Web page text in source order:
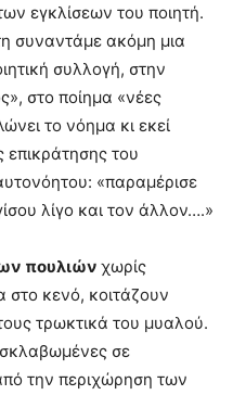
εγκλίσεων του ποιητή.
συναντάμε ακόμη μια
συλλογή, στην
στο ποίημα «νέες
το νόημα κι εκεί
του
«παραμέρισε
λίγο και τον άλλον….»
πουλιών χωρίς
στο κενό, κοιτάζουν
τρωκτικά του μυαλού.
σκλαβωμένες σε
την περιχώρηση των